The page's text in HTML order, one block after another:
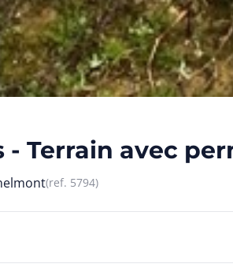
- Terrain avec
(ref. 5794)